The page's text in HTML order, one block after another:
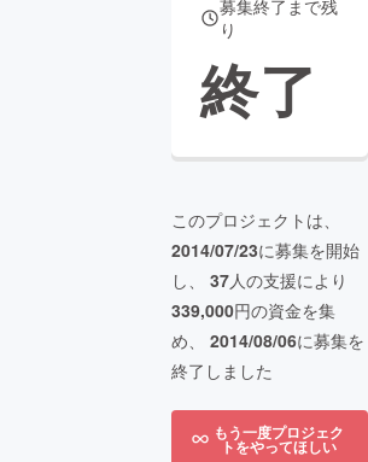
募集終了まで残
り
終了
このプロジェクトは、
2014/07/23に募集を開始
し、 37人の支援により
339,000円の資金を集
め、 2014/08/06に募集を
終了しました
もう一度プロジェク
トをやってほしい